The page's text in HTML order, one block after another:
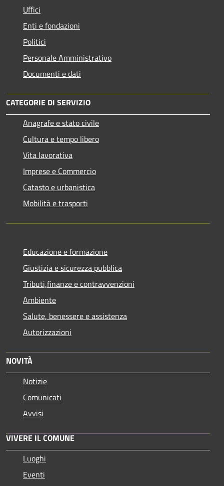
Uffici
Enti e fondazioni
Politici
Personale Amministrativo
Documenti e dati
CATEGORIE DI SERVIZIO
Anagrafe e stato civile
Cultura e tempo libero
Vita lavorativa
Imprese e Commercio
Catasto e urbanistica
Mobilità e trasporti
Educazione e formazione
Giustizia e sicurezza pubblica
Tributi,finanze e contravvenzioni
Ambiente
Salute, benessere e assistenza
Autorizzazioni
NOVITÀ
Notizie
Comunicati
Avvisi
VIVERE IL COMUNE
Luoghi
Eventi